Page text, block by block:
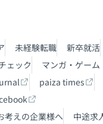
未経験転職
新卒就活
ェック
マンガ・ゲーム
paiza times
考えの企業様へ 中途求